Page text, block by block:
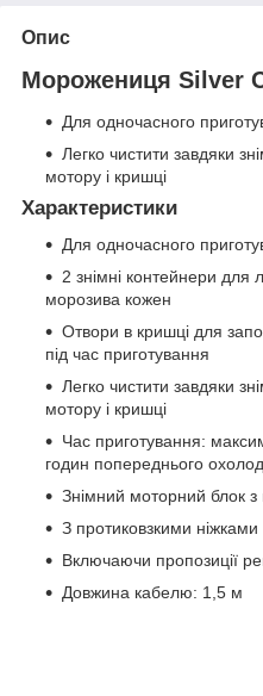
Опис
Морожениця Silver
Для одночасного
Легко чистити завдяки
мотору і кришці
Характеристики
Для одночасного
2 знімні контейнери
морозива кожен
Отвори в кришці для
під час приготування
Легко чистити завдяки
мотору і кришці
Час приготування:
годин попереднього
Знімний моторний блок
З протиковзкими ніжками
Включаючи пропозиції
Довжина кабелю: 1,5 м